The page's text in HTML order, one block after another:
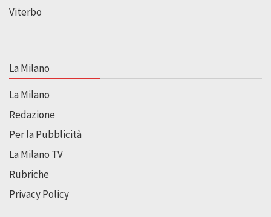
Viterbo
La Milano
La Milano
Redazione
Per la Pubblicità
La Milano TV
Rubriche
Privacy Policy